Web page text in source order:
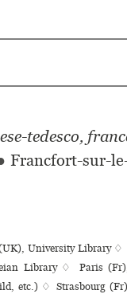
tedesco,
Francfort-sur-
University Library ♢
Library ♢ Paris
etc.) ♢ Strasbourg